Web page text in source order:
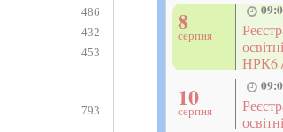
486
432
453
793
8
серпня
НРК6
10
серпня